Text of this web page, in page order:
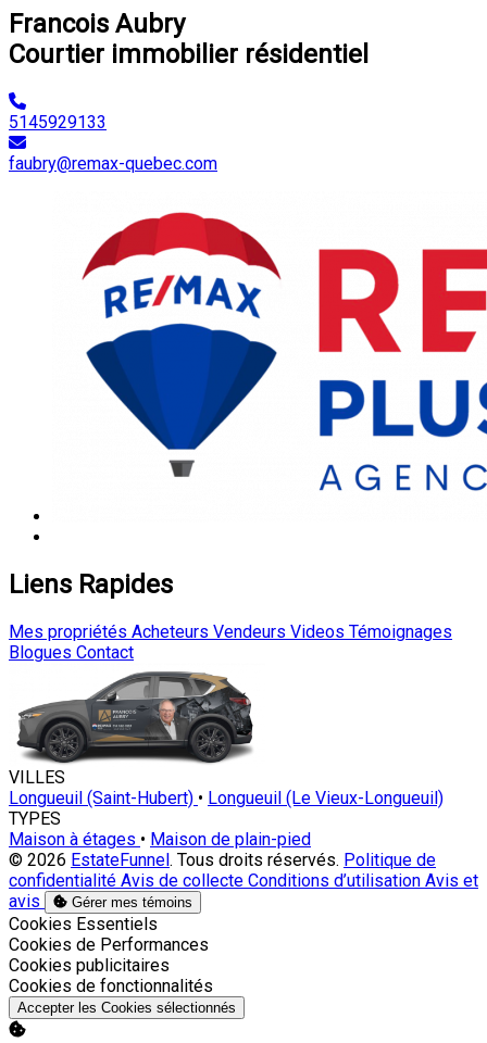
Francois Aubry
Courtier immobilier résidentiel
5145929133
faubry@remax-quebec.com
Liens Rapides
Mes propriétés Acheteurs Vendeurs Videos Témoignages
Blogues Contact
VILLES
Longueuil (Saint-Hubert) • Longueuil (Le Vieux-Longueuil)
TYPES
Maison à étages • Maison de plain-pied
© 2026 EstateFunnel. Tous droits réservés. Politique de
confidentialité Avis de collecte Conditions d’utilisation Avis et
avis
Gérer mes témoins
Activer
Cookies Essentiels
Activer
Cookies de Performances
Activer
Cookies publicitaires
Activer
Cookies de fonctionnalités
Accepter les Cookies sélectionnés